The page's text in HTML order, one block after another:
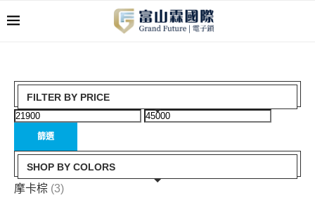
FILTER BY PRICE
篩選
SHOP BY COLORS
摩卡棕 (3)